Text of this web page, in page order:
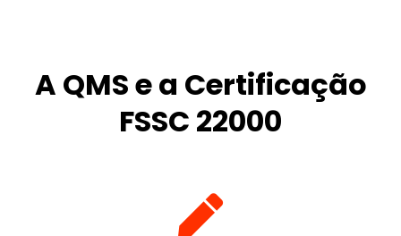
A QMS e a Certificação
FSSC 22000